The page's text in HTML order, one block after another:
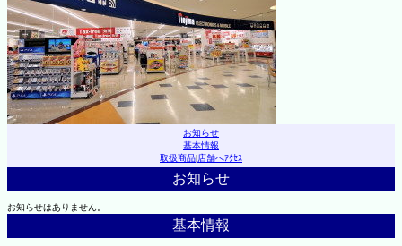
お知らせ
基本情報
取扱商品|店舗へｱｸｾｽ
お知らせ
お知らせはありません。
基本情報